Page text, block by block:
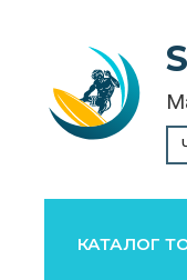
КАТАЛОГ